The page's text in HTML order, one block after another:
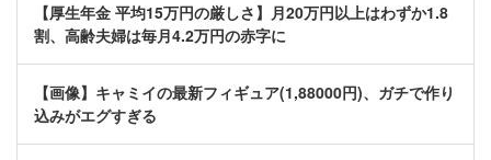
【厚生年金 平均15万円の厳しさ】月20万円以上はわずか1.8
割、高齢夫婦は毎月4.2万円の赤字に
【画像】キャミイの最新フィギュア(1,88000円)、ガチで作り
込みがエグすぎる